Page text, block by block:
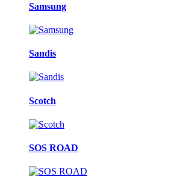
Samsung
Sandis
Scotch
SOS ROAD